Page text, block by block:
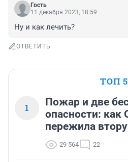
Гость
11 декабря 2023, 18:59
Ну и как лечить?
ОТВЕТИТЬ
ТОП 5
1
Пожар и две
опасности: как
пережила
29 564 22